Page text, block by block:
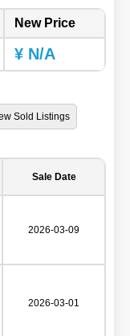
New Price
¥ N/A
Sold Listings
Sale Date
2026-03-09
2026-03-01